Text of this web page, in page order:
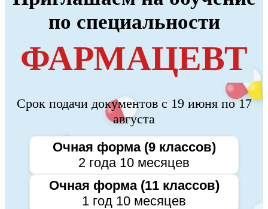
по специальности
ФАРМАЦЕВТ
Срок подачи документов с 19 июня по 17
августа
Очная форма (9 классов)
2 года 10 месяцев
Очная форма (11 классов)
1 год 10 месяцев